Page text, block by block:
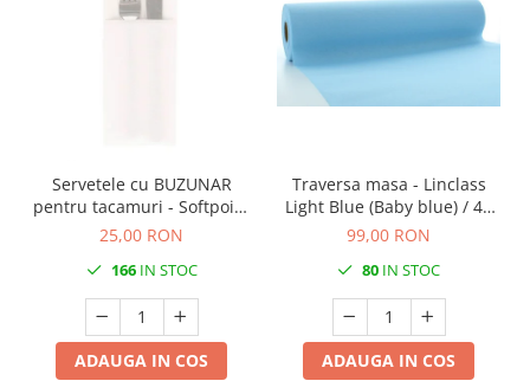
Servetele cu BUZUNAR
pentru tacamuri - Softpoint
(Alb) / 33 x 40 cm / 50 buc
25,00 RON
166IN STOC
ADAUGA IN COS
Traversa masa - Linclass
Light Blue (Baby blue) / 40
cm x 24 m / 1 rola
99,00 RON
80 IN STOC
ADAUGA IN COS